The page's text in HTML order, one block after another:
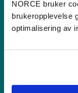
NORCE bruker
brukeropplevelse
optimalisering av
Kontakt